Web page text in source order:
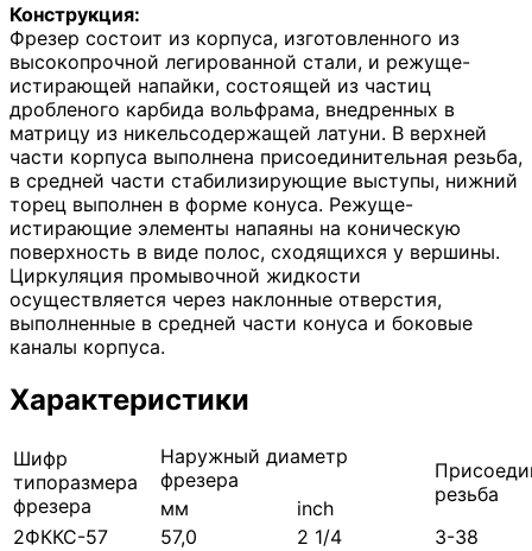
Конструкция:
Фрезер состоит из корпуса, изготовленного из
высокопрочной легированной стали, и режуще-
истирающей напайки, состоящей из частиц
дробленого карбида вольфрама, внедренных в
матрицу из никельсодержащей латуни. В верхней
части корпуса выполнена присоединительная резьба,
в средней части стабилизирующие выступы, нижний
торец выполнен в форме конуса. Режуще-
истирающие элементы напаяны на коническую
поверхность в виде полос, сходящихся у вершины.
Циркуляция промывочной жидкости
осуществляется через наклонные отверстия,
выполненные в средней части конуса и боковые
каналы корпуса.
Характеристики
Шифр
типоразмера
фрезера
Наружный диаметр
фрезера
резьба
мм
inch
2ФККС-57
57,0 2 1/4
З-38